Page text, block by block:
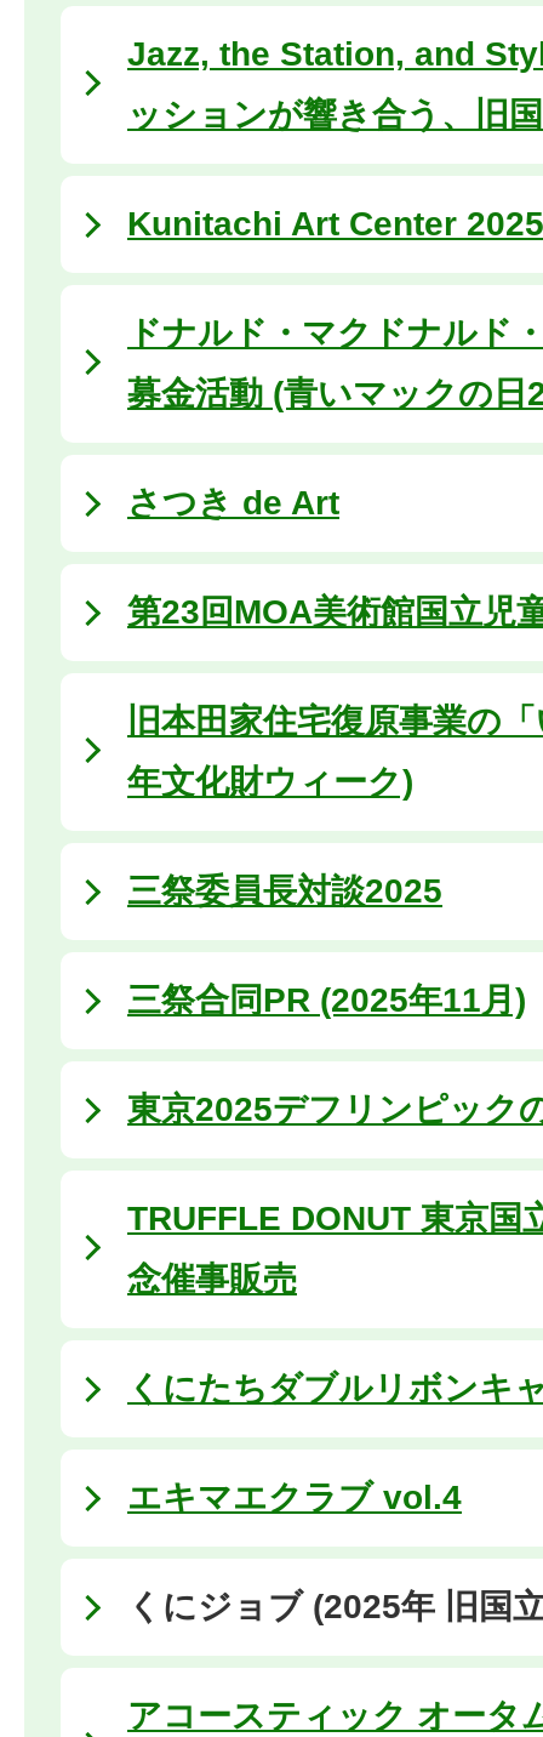
Jazz, the Station, and
ッションが響き合う、旧
Kunitachi Art Center 2025
ドナルド・マクドナルド
募金活動 (青いマックの日
さつき de Art
第23回MOA美術館国立児
旧本田家住宅復原事業の
年文化財ウィーク)
三祭委員長対談2025
三祭合同PR (2025年11月)
東京2025デフリンピック
TRUFFLE DONUT 東京国
念催事販売
くにたちダブルリボンキ
エキマエクラブ vol.4
くにジョブ (2025年 旧国
アコースティック オータ